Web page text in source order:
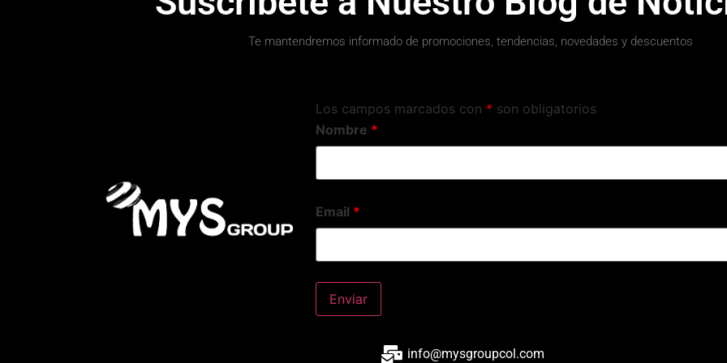
Te mantendremos informado de promociones, tendencias, novedades y descuentos
Los campos marcados con * son obligatorios
Nombre *
Email *
info@mysgroupcol.com